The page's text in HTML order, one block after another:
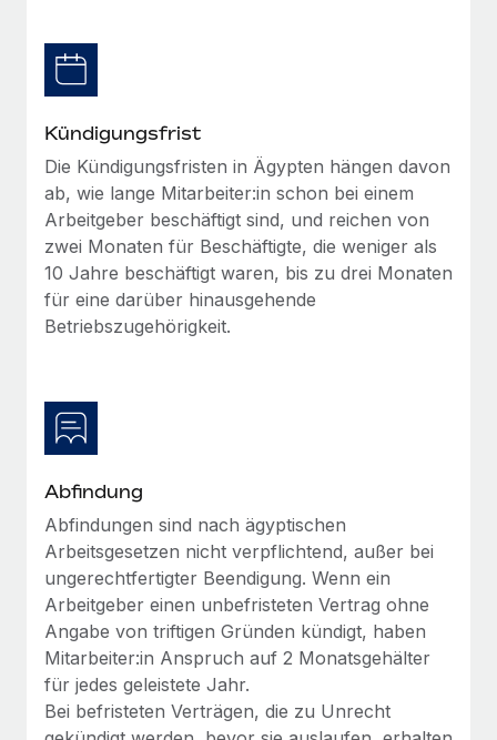
Mobilität und Relocation
Mühelose Relocation von Mitarbeiter:innen
Benefits
Mühelose Verwaltung von Benefits
Reverse Tech auf einen Blick Das Gesundheits- und
Neues zu Remote-Produkten: Integration mit
Gusto und Zero und Contractor Management
Plus
Auch im neuen Jahr wollen wir bei Remote Unternehmen
aller Größen dabei unterstützen, die beste...
Mehr erfahren
mit Remote verwaltet
Phiture ist der unumstrittene Marktführer im Bereich der
Kündigungsfrist
Die Kündigungsfristen in Ägypten hängen davon
ab, wie lange Mitarbeiter:in schon bei einem
Arbeitgeber beschäftigt sind, und reichen von
zwei Monaten für Beschäftigte, die weniger als
10 Jahre beschäftigt waren, bis zu drei Monaten
für eine darüber hinausgehende
Betriebszugehörigkeit.
Abfindung
Abfindungen sind nach ägyptischen
Arbeitsgesetzen nicht verpflichtend, außer bei
ungerechtfertigter Beendigung. Wenn ein
Arbeitgeber einen unbefristeten Vertrag ohne
Angabe von triftigen Gründen kündigt, haben
Mitarbeiter:in Anspruch auf 2 Monatsgehälter
für jedes geleistete Jahr.
Bei befristeten Verträgen, die zu Unrecht